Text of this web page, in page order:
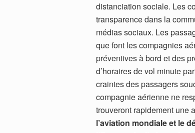
distanciation sociale. Les
transparence dans la
médias sociaux. Les
que font les compagnies
préventives à bord et des
d’horaires de vol minute
craintes des passagers
compagnie aérienne ne
trouveront rapidement une
l’aviation mondiale et le